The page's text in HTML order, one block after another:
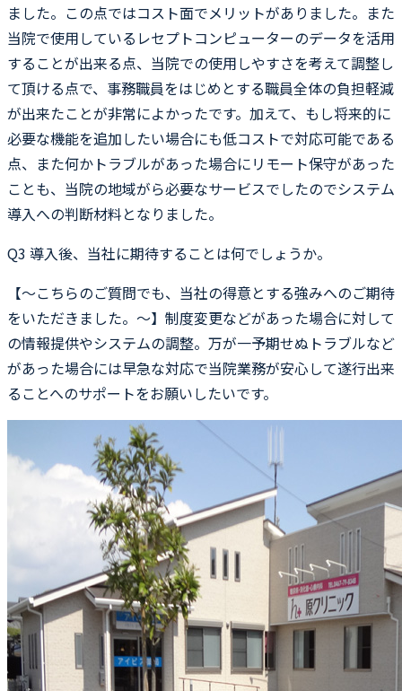
ました。この点ではコスト面でメリットがありました。また
当院で使用しているレセプトコンピューターのデータを活用
することが出来る点、当院での使用しやすさを考えて調整し
て頂ける点で、事務職員をはじめとする職員全体の負担軽減
が出来たことが非常によかったです。加えて、もし将来的に
必要な機能を追加したい場合にも低コストで対応可能である
点、また何かトラブルがあった場合にリモート保守があった
ことも、当院の地域がら必要なサービスでしたのでシステム
導入への判断材料となりました。
Q3 導入後、当社に期待することは何でしょうか。
【〜こちらのご質問でも、当社の得意とする強みへのご期待
をいただきました。〜】制度変更などがあった場合に対して
の情報提供やシステムの調整。万が一予期せぬトラブルなど
があった場合には早急な対応で当院業務が安心して遂行出来
ることへのサポートをお願いしたいです。